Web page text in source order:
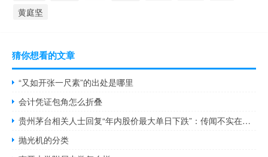
黄庭坚
猜你想看的文章
“又如开张一尺素”的出处是哪里
会计凭证包角怎么折叠
贵州茅台相关人士回复“年内股价最大单日下跌”：传闻不实在查原因
抛光机的分类